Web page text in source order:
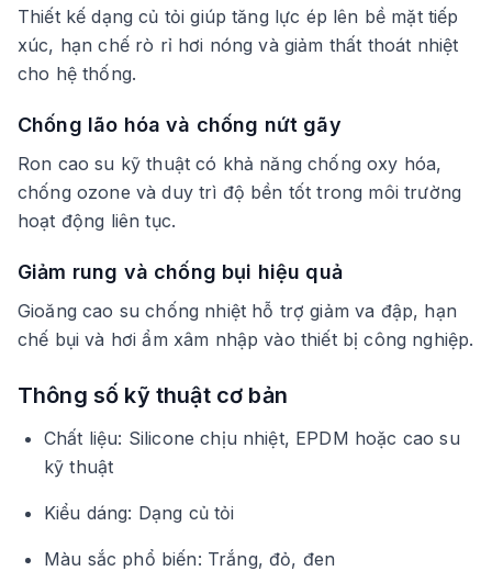
Thiết kế dạng củ tỏi giúp tăng lực ép lên bề mặt tiếp
xúc, hạn chế rò rỉ hơi nóng và giảm thất thoát nhiệt
cho hệ thống.
Chống lão hóa và chống nứt gãy
Ron cao su kỹ thuật có khả năng chống oxy hóa,
chống ozone và duy trì độ bền tốt trong môi trường
hoạt động liên tục.
Giảm rung và chống bụi hiệu quả
Gioăng cao su chống nhiệt hỗ trợ giảm va đập, hạn
chế bụi và hơi ẩm xâm nhập vào thiết bị công nghiệp.
Thông số kỹ thuật cơ bản
Chất liệu: Silicone chịu nhiệt, EPDM hoặc cao su
kỹ thuật
Kiểu dáng: Dạng củ tỏi
Màu sắc phổ biến: Trắng, đỏ, đen